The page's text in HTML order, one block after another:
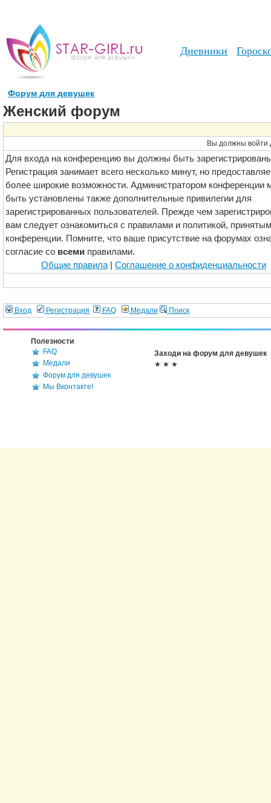
Дневники
Форум для девушек
Женский форум
Вы должны войти
Для входа на конференцию вы должны быть
Регистрация занимает всего несколько минут, но
более широкие возможности. Администратором конференции
быть установлены также дополнительные привилегии для
зарегистрированных пользователей. Прежде чем
вам следует ознакомиться с правилами и политикой,
конференции. Помните, что ваше присутствие на форумах
согласие со всеми правилами.
Общие правила
Соглашение о конфиденциальности
Вход Регистрация FAQ Медали Поиск
Полезности
FAQ
Медали
Форум для девушек
Мы Вконтакте!
Заходи на форум для девушек
★ ★ ★